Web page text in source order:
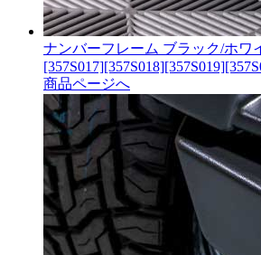
ナンバーフレーム ブラック/ホワ
商品ページへ